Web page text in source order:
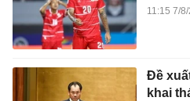
11:15 7/
Đề
khai